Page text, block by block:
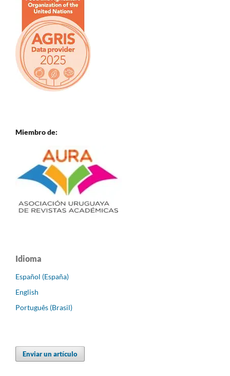
Miembro de:
Idioma
Español (España)
English
Português (Brasil)
Enviar un artículo